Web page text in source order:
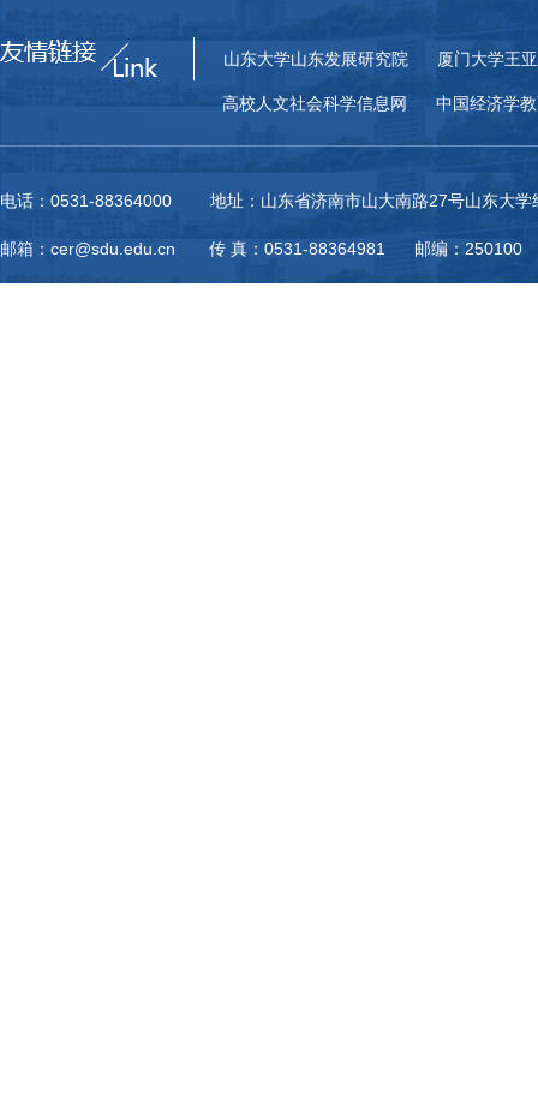
山东大学山东发展研究院 厦门大学王
高校人文社会科学信息网 中国经济学
电话：0531-88364000 地址：山东省济南市山大南路27号山东大学
邮箱：cer@sdu.edu.cn 传 真：0531-88364981 邮编：250100